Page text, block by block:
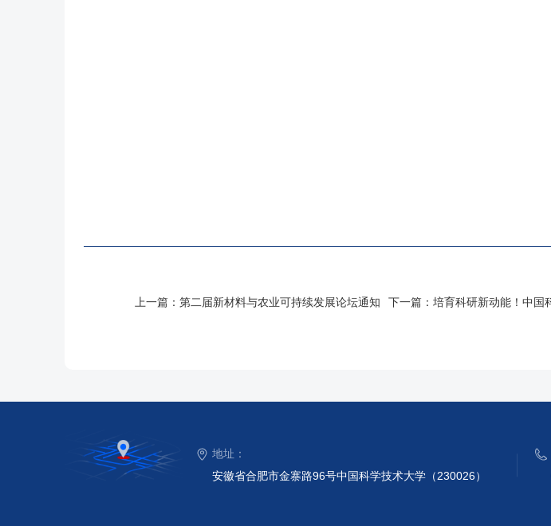
上一篇： 第二届新材料与农业可持续发展论坛通知 下一篇： 培育科研新动能！中国
地址：
安徽省合肥市金寨路96号中国科学技术大学（230026）